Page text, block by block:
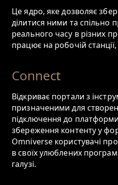
Це ядро, яке дозволяє
ділитися ними та спільно
реального часу в різних
працює на робочій
Connect
Відкриває портали з
призначеними для
підключення до
збереження контенту у
Omniverse користувачі
в своїх улюблених
галузі.